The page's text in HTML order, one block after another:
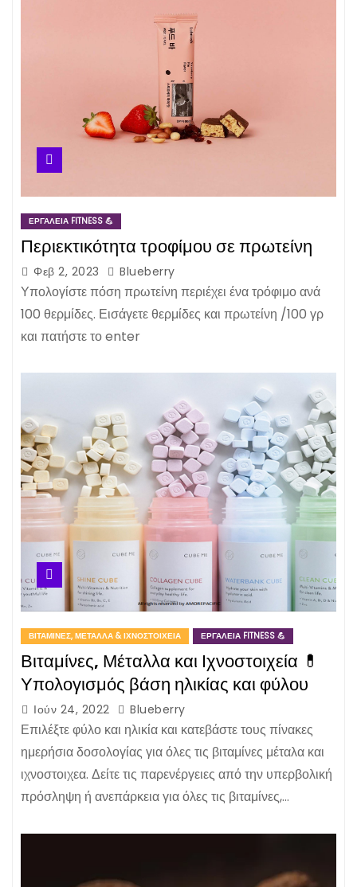
ΕΡΓΑΛΕΊΑ FITNESS 💪
Περιεκτικότητα τροφίμου σε πρωτείνη
Φεβ 2, 2023 Blueberry
Υπολογίστε πόση πρωτείνη περιέχει ένα τρόφιμο ανά
100 θερμίδες. Εισάγετε θερμίδες και πρωτείνη /100 γρ
και πατήστε το enter
ΒΙΤΑΜΊΝΕΣ, ΜΈΤΑΛΛΑ & ΙΧΝΟΣΤΟΙΧΕΊΑ ΕΡΓΑΛΕΊΑ FITNESS 💪
Βιταμίνες, Μέταλλα και Ιχνοστοιχεία 💊
Υπολογισμός βάση ηλικίας και φύλου
Ιούν 24, 2022 Blueberry
Επιλέξτε φύλο και ηλικία και κατεβάστε τους πίνακες
ημερήσια δοσολογίας για όλες τις βιταμίνες μέταλα και
ιχνοστοιχεα. Δείτε τις παρενέργειες από την υπερβολική
πρόσληψη ή ανεπάρκεια για όλες τις βιταμίνες,…